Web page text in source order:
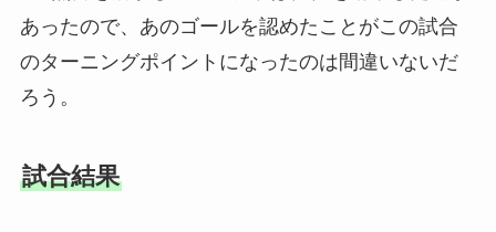
あったので、あのゴールを認めたことがこの試合
のターニングポイントになったのは間違いないだ
ろう。
試合結果